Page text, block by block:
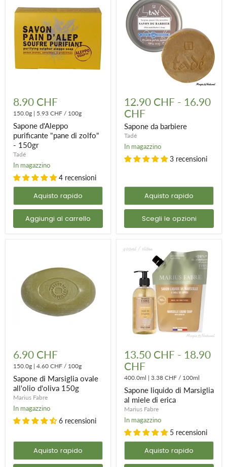
d'Aleppo
purificante
"pane
di
zolfo"
150gr
8.90 CHF
150.0g | 5.93 CHF / 100g
Sapone d'Aleppo
purificante "pane di zolfo"
- 150gr
Tadé
In magazzino
4 recensioni
Aquisto rapido
Aggiungi al carrello
da
barbiere
12.90 CHF - 16.90
CHF
Sapone da barbiere
Tadé
In magazzino
3 recensioni
Aquisto rapido
Scegli le opzioni
di
Marsiglia
ovale
all'olio
d'oliva
150g
6.90 CHF
150.0g | 4.60 CHF / 100g
Sapone di Marsiglia ovale
all'olio d'oliva 150g
Marius Fabre
In magazzino
6 recensioni
Aquisto rapido
liquido
di
Marsiglia
al
miele
di
erica
13.50 CHF - 18.90
CHF
400.0ml | 3.38 CHF / 100ml
Sapone liquido di Marsiglia
al miele di erica
Marius Fabre
In magazzino
5 recensioni
Aquisto rapido